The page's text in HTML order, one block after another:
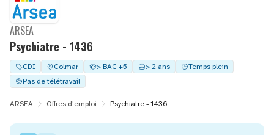
Psychiatre - 1436
ARSEA
CDI Colmar > BAC +5 > 2 ans
Temps plein
Pas de télétravail
ARSEA Offres d'emploi Psychiatre - 1436